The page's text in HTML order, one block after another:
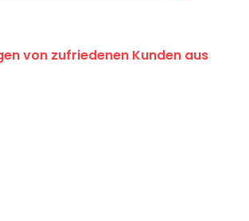
von zufriedenen Kunden aus